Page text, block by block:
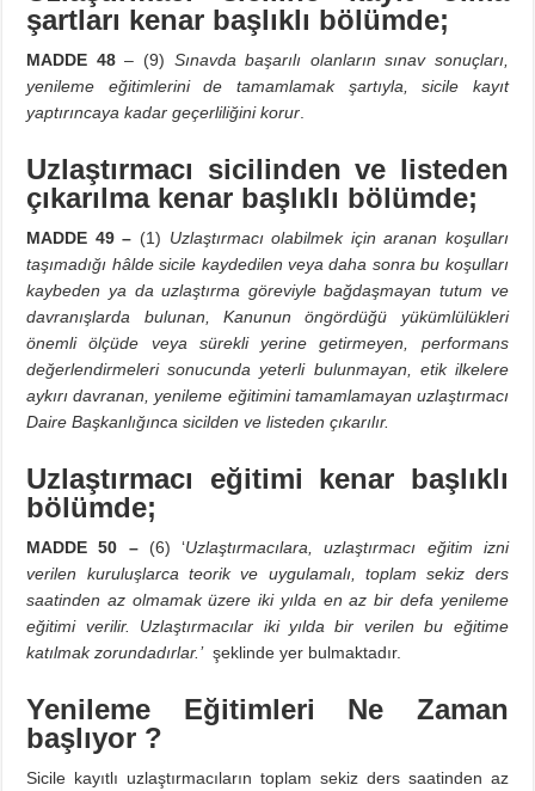
şartları kenar başlıklı bölümde;
MADDE 48– (9) Sınavda başarılı olanların sınav sonuçları,
yenileme eğitimlerini de tamamlamak şartıyla, sicile kayıt
yaptırıncaya kadar geçerliliğini korur
Uzlaştırmacı sicilinden ve listeden
çıkarılma kenar başlıklı bölümde;
MADDE 49 – (1) Uzlaştırmacı olabilmek için aranan koşulları
taşımadığı hâlde sicile kaydedilen veya daha sonra bu koşulları
kaybeden ya da uzlaştırma göreviyle bağdaşmayan tutum ve
davranışlarda bulunan, Kanunun öngördüğü yükümlülükleri
önemli ölçüde veya sürekli yerine getirmeyen, performans
değerlendirmeleri sonucunda yeterli bulunmayan, etik ilkelere
aykırı davranan, yenileme eğitimini tamamlamayan uzlaştırmacı
Daire Başkanlığınca sicilden ve listeden çıkarılır.
Uzlaştırmacı eğitimi kenar başlıklı
bölümde;
MADDE 50 –(6) ‘Uzlaştırmacılara, uzlaştırmacı eğitim izni
verilen kuruluşlarca teorik ve uygulamalı, toplam sekiz ders
saatinden az olmamak üzere iki yılda en az bir defa yenileme
eğitimi verilir. Uzlaştırmacılar iki yılda bir verilen bu eğitime
katılmak zorundadırlar.’ şeklinde yer bulmaktadır.
Yenileme Eğitimleri Ne Zaman
başlıyor ?
Sicile kayıtlı uzlaştırmacıların toplam sekiz ders saatinden az